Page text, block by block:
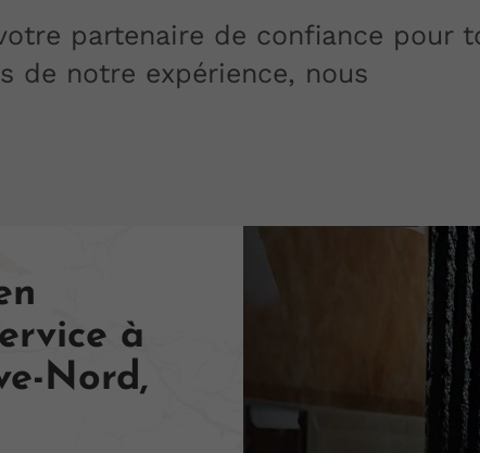
partenaire de confiance pour
de notre expérience, nous
à
Nord,